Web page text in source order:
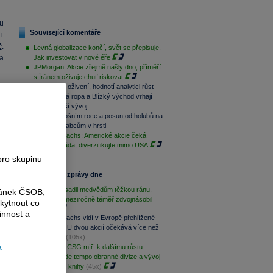
.
Související komentáře
Levná globalizace končí, svět se přepisuje.
Jak investovat v nové éře
JPMorgan: Akcie zřejmě našly dno, příměří
s Íránem oživuje chuť riskovat
Jen úlevné oživení, hodnotí analytici růst
akcií. Drahá ropa a Blízký východ vrhají
stín na další vývoj
Zisky v letošním roce a posun od holubů na
střeše k vrabcům v hrsti
Goldman Sachs: Americké akcie čeká
slabší dekáda, diverzifikujte mimo USA
Nejčtenější zprávy dne
Palantir zasadil medvědům těžkou ránu.
Své tržby meziročně téměř zdvojnásobil
(180x)
Goldman Sachs vidí v Evropě přehlížené
příležitosti. U dvou akcií očekává více než
(105x)
PREVIEW: CSG míří k dalšímu růstu.
Klíčové bude tempo obranné divize a vývoj
zakázkové knihy (45x)
skupinu
ČSOB,
co
a